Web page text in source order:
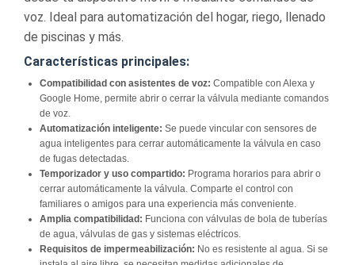
voz. Ideal para automatización del hogar, riego, llenado
de piscinas y más.
Características principales:
Compatibilidad con asistentes de voz: Compatible con Alexa y
Google Home, permite abrir o cerrar la válvula mediante comandos
de voz.
Automatización inteligente: Se puede vincular con sensores de
agua inteligentes para cerrar automáticamente la válvula en caso
de fugas detectadas.
Temporizador y uso compartido: Programa horarios para abrir o
cerrar automáticamente la válvula. Comparte el control con
familiares o amigos para una experiencia más conveniente.
Amplia compatibilidad: Funciona con válvulas de bola de tuberías
de agua, válvulas de gas y sistemas eléctricos.
Requisitos de impermeabilización: No es resistente al agua. Si se